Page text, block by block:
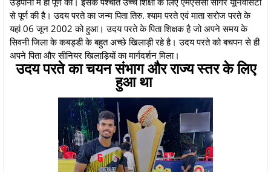
से पूर्ण की है। उदय परते का जन्म पिता तिरु. श्याम परते एवं माता सरोज परते के
यहां 06 जून 2002 को हुआ। उदय परते के पिता शिक्षक है जो अपने समय के
सिवनी जिला के कबड्डी के बहुत अच्छे खिलाड़ी रहे है। उदय परते को बचपन से ही
अपने पिता और सीनियर खिलाड़ियों का मार्गदर्शन मिला।
उदय परते का चयन संभाग और राज्य स्तर के लिए
हुआ था